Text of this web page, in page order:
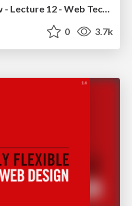
Future Trends and Review - Lecture 12 - Web Technologies (1019888BNR)
0 3.7k